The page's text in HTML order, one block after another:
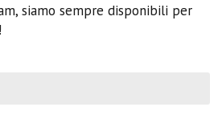
siamo sempre disponibili per